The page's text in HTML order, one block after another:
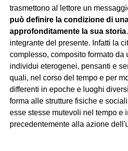
trasmettono al lettore un
può definire la condizione di
approfonditamente la sua storia
integrante del presente. Infatti la
complesso, composito formato da
individui eterogenei, pensanti e
quali, nel corso del tempo e per
differenti in epoche e luoghi
forma alle strutture fisiche e
esse stesse mutevoli nel tempo e
precedentemente alla azione